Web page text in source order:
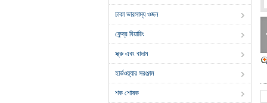
চাকা ভারসাম্য ওজন
কেন্দ্র বিয়ারিং
স্ক্রু এবং বাদাম
হার্ডওয়্যার সরঞ্জাম
শক শোষক